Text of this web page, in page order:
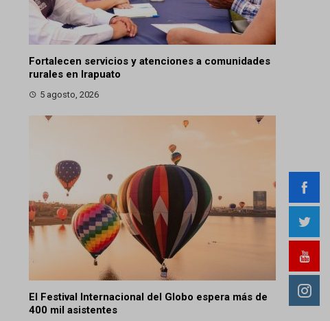
Fortalecen servicios y atenciones a comunidades
rurales en Irapuato
5 agosto, 2026
El Festival Internacional del Globo espera más de
400 mil asistentes